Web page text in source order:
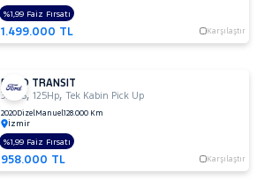
1.499.000 TL Karşılaştır
%1,99 Faiz Fırsatı
FORD TRANSIT
330 S,125Hp,Tek Kabin Pick Up
2020DizelManuel128.000 Km
İzmir
958.000 TL Karşılaştır
%1,99 Faiz Fırsatı